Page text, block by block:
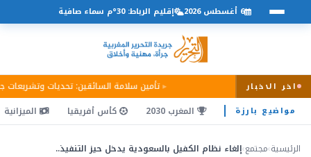
اخر الاخبار تأمين سلامة السائقين: تحديات وتشريعات
6 أغسطس 2026 إقليم الرباط: 30°م سماء صافية
مواضيع بارزة المغرب 2030 كأس أفريقيا الميزانية
الرئيسية›مجتمع›إلغاء نظام الكفيل بالسعودية يدخل حيز التنفيذ..